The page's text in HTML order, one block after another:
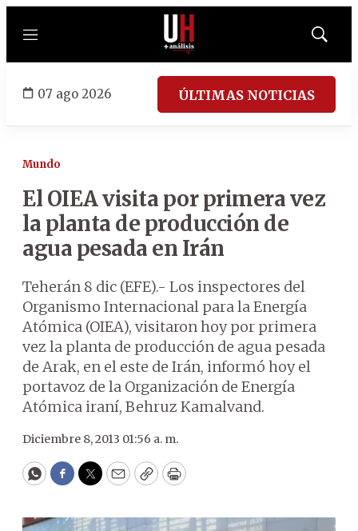
Menú
Mostrar
07 ago 2026 ÚLTIMAS NOTICIAS
Mundo
El OIEA visita por primera vez
la planta de producción de
agua pesada en Irán
Teherán 8 dic (EFE).- Los inspectores del
Organismo Internacional para la Energía
Atómica (OIEA), visitaron hoy por primera
vez la planta de producción de agua pesada
de Arak, en el este de Irán, informó hoy el
portavoz de la Organización de Energía
Atómica iraní, Behruz Kamalvand.
Diciembre 8, 2013 01:56 a. m.
WhatsApp
Facebook
Twitter
EmailCopyPrint